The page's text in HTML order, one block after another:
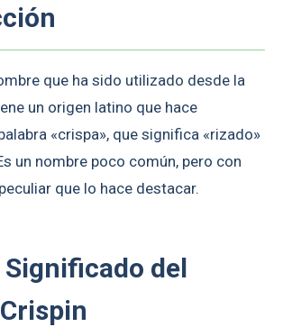
que ha sido utilizado desde la
un origen latino que hace
«crispa», que significa «rizado»
un nombre poco común, pero con
que lo hace destacar.
Significado del